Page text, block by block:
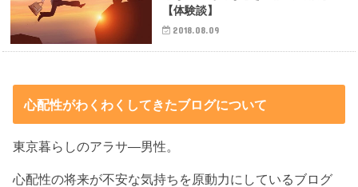
【体験談】
2018.08.09
心配性がわくわくしてきたブログについて
東京暮らしのアラサ―男性。
心配性の将来が不安な気持ちを原動力にしているブログ